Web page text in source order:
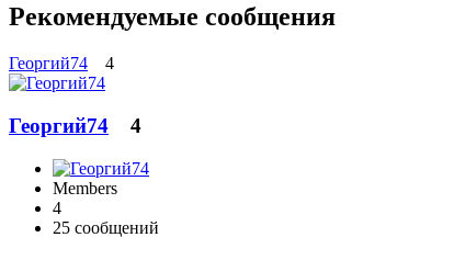
Рекомендуемые сообщения
Георгий74 4
Георгий74 4
Members
4
25 сообщений